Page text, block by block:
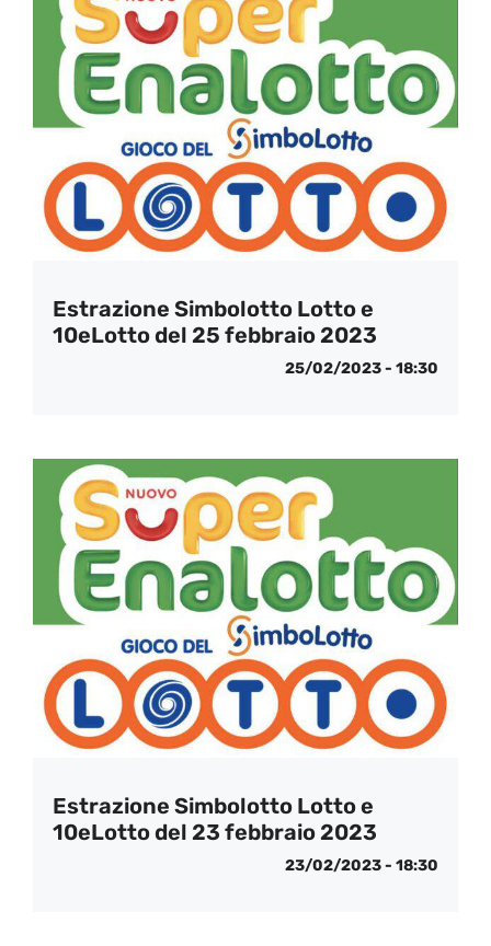
Estrazione Simbolotto Lotto e
10eLotto del 25 febbraio 2023
25/02/2023 - 18:30
Estrazione Simbolotto Lotto e
10eLotto del 23 febbraio 2023
23/02/2023 - 18:30